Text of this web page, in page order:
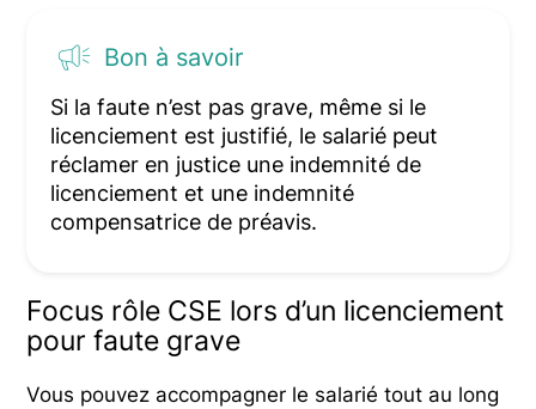
Bon à savoir
Si la faute n’est pas grave, même si le
licenciement est justifié, le salarié peut
réclamer en justice une indemnité de
licenciement et une indemnité
compensatrice de préavis.
Focus rôle CSE lors d’un licenciement
pour faute grave
Vous pouvez accompagner le salarié tout au long